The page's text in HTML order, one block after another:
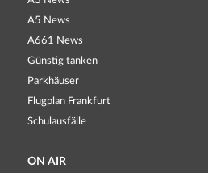
A5 News
A661 News
Günstig tanken
Parkhäuser
Flugplan Frankfurt
Schulausfälle
ON AIR